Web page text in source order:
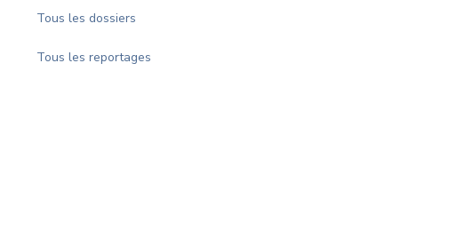
Tous les dossiers
Tous les reportages